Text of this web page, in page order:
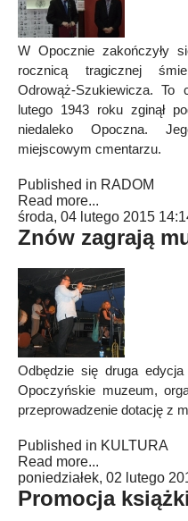
W Opocznie zakończyły
rocznicą tragicznej
Odrowąż-Szukiewicza.
lutego 1943 roku zginął
niedaleko Opoczna.
miejscowym cmentarzu.
Published in RADOM
Read more...
środa, 04 lutego 2015
Znów zagrają
Odbędzie się druga
Opoczyńskie muzeum,
przeprowadzenie dotację z
Published in KULTURA
Read more...
poniedziałek, 02 lutego
Promocja